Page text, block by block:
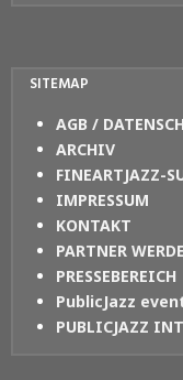
SITEMAP
AGB /
ARCHIV
FINEARTJAZZ-
IMPRESSUM
KONTAKT
PARTNER
PRESSEBEREICH
PublicJazz
PUBLICJAZZ